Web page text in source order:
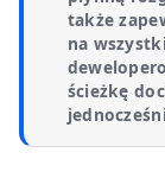
także
na
ścieżkę